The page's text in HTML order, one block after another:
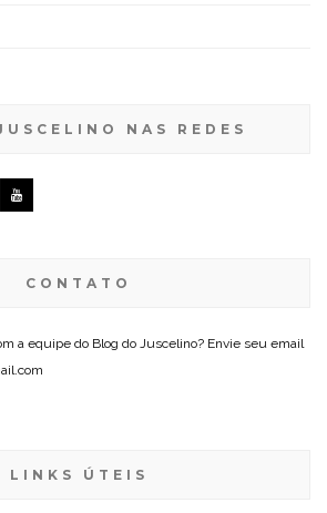
NAS REDES
CONTATO
a equipe do Blog do Juscelino? Envie seu email
LINKS ÚTEIS